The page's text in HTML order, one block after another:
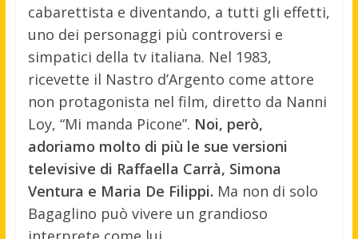
cabarettista e diventando, a tutti gli effetti,
uno dei personaggi più controversi e
simpatici della tv italiana. Nel 1983,
ricevette il Nastro d’Argento come attore
non protagonista nel film, diretto da Nanni
Loy, “Mi manda Picone”. Noi, però,
adoriamo molto di più le sue versioni
televisive di Raffaella Carrà, Simona
Ventura e Maria De Filippi. Ma non di solo
Bagaglino può vivere un grandioso